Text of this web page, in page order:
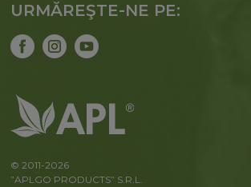
URMĂREŞTE-NE PE:
© 2011-2026
”APLGO PRODUCTS” S.R.L.